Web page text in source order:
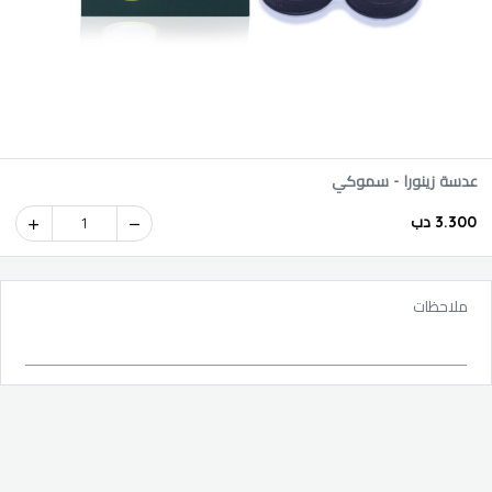
عدسة زينورا - سموكي
3.300 دب 1
ملاحظات